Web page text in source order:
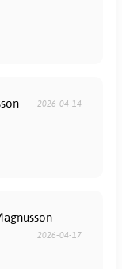
2026-04-14
2026-04-17